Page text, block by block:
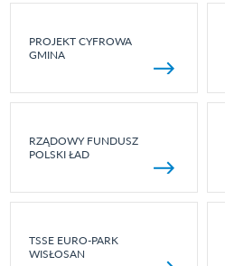
PROJEKT CYFROWA
GMINA
RZĄDOWY FUNDUSZ
POLSKI ŁAD
TSSE EURO-PARK
WISŁOSAN